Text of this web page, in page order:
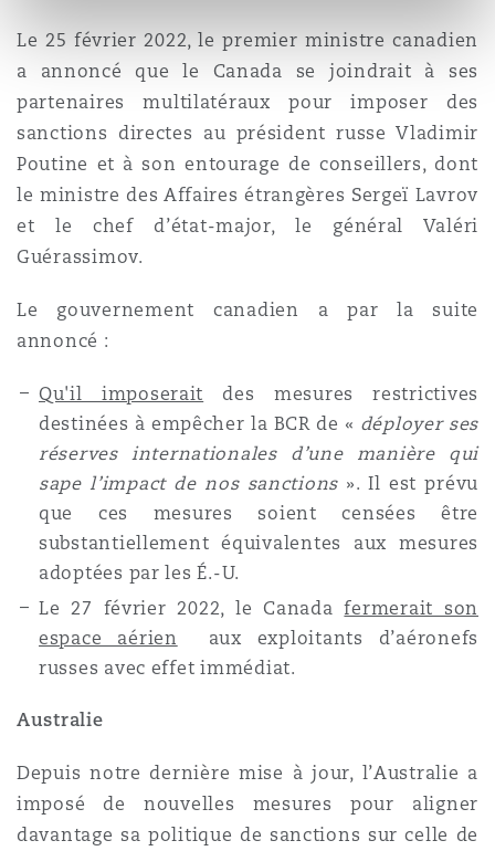
Le 25 février 2022, le premier ministre canadien
a annoncé que le Canada se joindrait à ses
partenaires multilatéraux pour imposer des
sanctions directes au président russe Vladimir
Poutine et à son entourage de conseillers, dont
le ministre des Affaires étrangères Sergeï Lavrov
et le chef d’état-major, le général Valéri
Guérassimov.
Le gouvernement canadien a par la suite
annoncé :
Qu'il imposerait des mesures restrictives
destinées à empêcher la BCR de « déployer ses
réserves internationales d’une manière qui
sape l’impact de nos sanctions ». Il est prévu
que ces mesures soient censées être
substantiellement équivalentes aux mesures
adoptées par les É.-U.
Le 27 février 2022, le Canadafermerait son
espace aérien aux exploitants d’aéronefs
russes avec effet immédiat.
Australie
Depuis notre dernière mise à jour, l’Australie a
imposé de nouvelles mesures pour aligner
davantage sa politique de sanctions sur celle de